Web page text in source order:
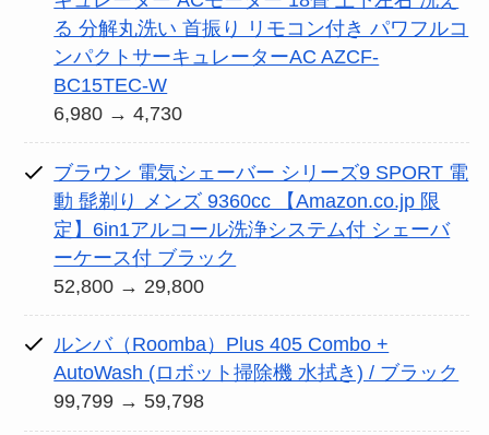
る 分解丸洗い 首振り リモコン付き パワフルコ
ンパクトサーキュレーターAC AZCF-
BC15TEC-W
6,980 → 4,730
ブラウン 電気シェーバー シリーズ9 SPORT 電
動 髭剃り メンズ 9360cc 【Amazon.co.jp 限
定】6in1アルコール洗浄システム付 シェーバ
ーケース付 ブラック
52,800 → 29,800
ルンバ（Roomba）Plus 405 Combo +
AutoWash (ロボット掃除機 水拭き) / ブラック
99,799 → 59,798